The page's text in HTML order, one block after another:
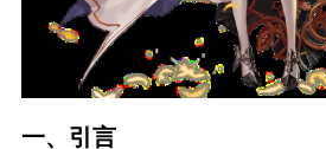
一、引言